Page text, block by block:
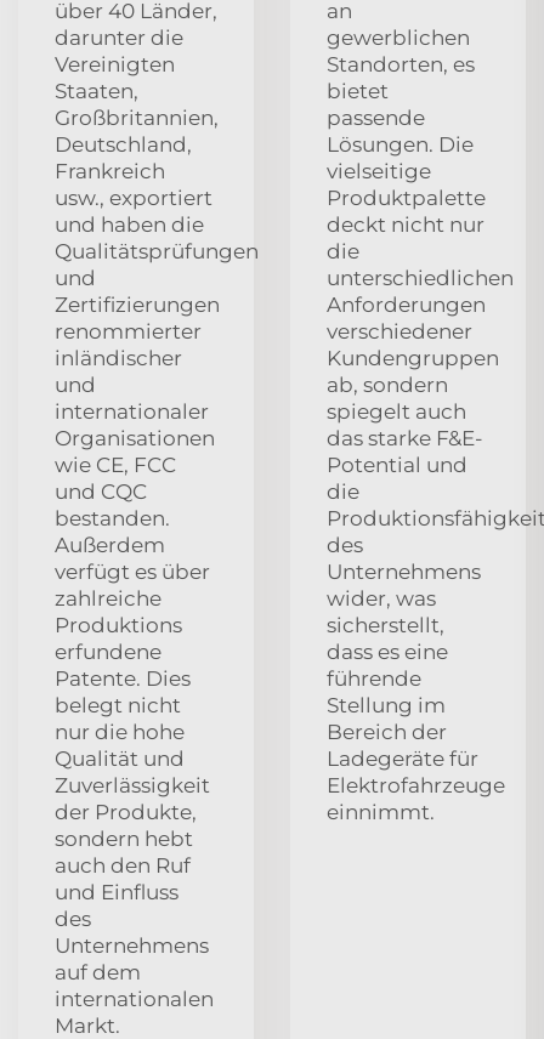
über 40 Länder,
darunter die
Vereinigten
Staaten,
Großbritannien,
Deutschland,
Frankreich
usw., exportiert
und haben die
Qualitätsprüfungen
und
Zertifizierungen
renommierter
inländischer
und
internationaler
Organisationen
wie CE, FCC
und CQC
bestanden.
Außerdem
verfügt es über
zahlreiche
Produktions
erfundene
Patente. Dies
belegt nicht
nur die hohe
Qualität und
Zuverlässigkeit
der Produkte,
sondern hebt
auch den Ruf
und Einfluss
des
Unternehmens
auf dem
internationalen
Markt.
an
gewerblichen
Standorten, es
bietet
passende
Lösungen. Die
vielseitige
Produktpalette
deckt nicht nur
die
unterschiedlichen
Anforderungen
verschiedener
Kundengruppen
ab, sondern
spiegelt auch
das starke F&E-
Potential und
die
des
Unternehmens
wider, was
sicherstellt,
dass es eine
führende
Stellung im
Bereich der
Ladegeräte für
Elektrofahrzeuge
einnimmt.